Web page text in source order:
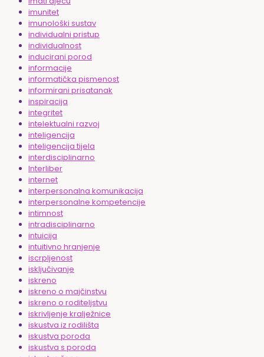
imunitet
imunološki sustav
individualni pristup
individualnost
inducirani porod
informacije
informatička pismenost
informirani prisatanak
inspiracija
integritet
intelektualni razvoj
inteligencija
inteligencija tijela
interdisciplinarno
Interliber
internet
interpersonalna komunikacija
interpersonalne kompetencije
intimnost
intradisciplinarno
intuicija
intuitivno hranjenje
iscrpljenost
isključivanje
iskreno
iskreno o majčinstvu
iskreno o roditeljstvu
iskrivljenje kralježnice
iskustva iz rodilišta
iskustva poroda
iskustva s poroda